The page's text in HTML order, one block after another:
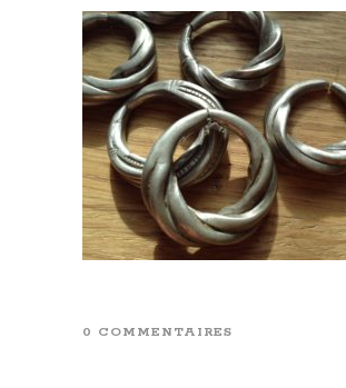
0 COMMENTAIRES